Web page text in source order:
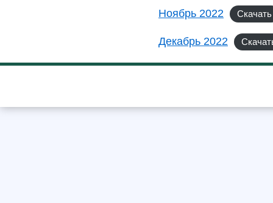
Ноябрь 2022 Скачать
Декабрь 2022